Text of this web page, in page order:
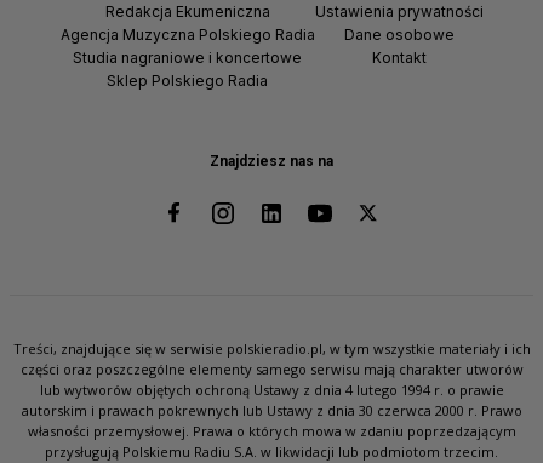
Znajdziesz nas na
Redakcja Ekumeniczna
Agencja Muzyczna Polskiego Radia
Studia nagraniowe i koncertowe
Sklep Polskiego Radia
Ustawienia prywatności
Dane osobowe
Kontakt
Treści, znajdujące się w serwisie polskieradio.pl, w tym wszystkie materiały i ich
części oraz poszczególne elementy samego serwisu mają charakter utworów
lub wytworów objętych ochroną Ustawy z dnia 4 lutego 1994 r. o prawie
autorskim i prawach pokrewnych lub Ustawy z dnia 30 czerwca 2000 r. Prawo
własności przemysłowej. Prawa o których mowa w zdaniu poprzedzającym
przysługują Polskiemu Radiu S.A. w likwidacji lub podmiotom trzecim.